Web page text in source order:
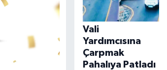
Vali
Yardımcısına
Çarpmak
Pahalıya Patladı